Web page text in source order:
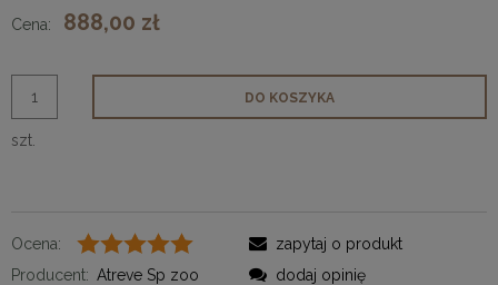
Cena: 888,00 zł
szt.
DO KOSZYKA
Ocena:
Producent: Atreve Sp zoo
zapytaj o produkt
dodaj opinię